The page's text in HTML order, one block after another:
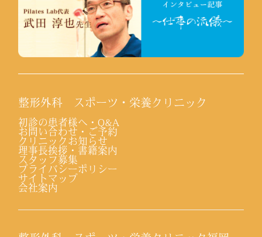
整形外科 スポーツ・栄養クリニック
初診の患者様へ・Q&A
お問い合わせ・ご予約
クリニックお知らせ
理事長挨拶・書籍案内
スタッフ募集
プライバシーポリシー
サイトマップ
会社案内